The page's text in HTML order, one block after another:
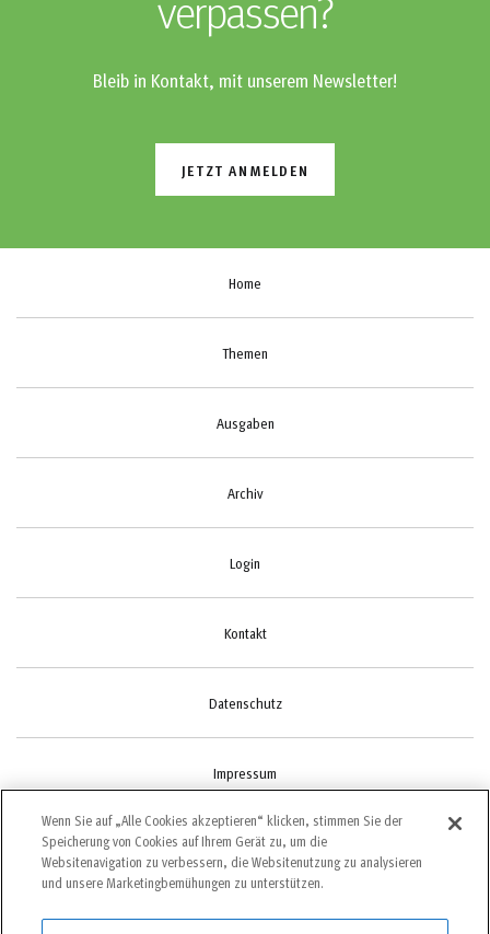
verpassen?
Bleib in Kontakt, mit unserem Newsletter!
JETZT ANMELDEN
Home
Themen
Ausgaben
Archiv
Login
Kontakt
Datenschutz
Impressum
Cookie-Einstellungen
Wenn Sie auf „Alle Cookies akzeptieren“ klicken, stimmen Sie der
Speicherung von Cookies auf Ihrem Gerät zu, um die
Websitenavigation zu verbessern, die Websitenutzung zu analysieren
und unsere Marketingbemühungen zu unterstützen.